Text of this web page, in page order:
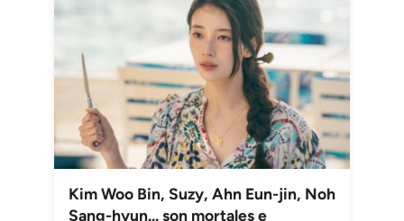
Kim Woo Bin, Suzy, Ahn Eun-jin, Noh
Sang-hyun... son mortales e